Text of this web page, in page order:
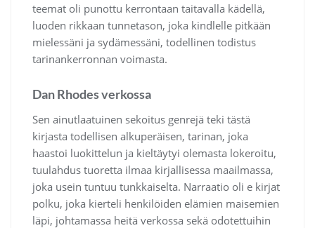
teemat oli punottu kerrontaan taitavalla kädellä,
luoden rikkaan tunnetason, joka kindlelle pitkään
mielessäni ja sydämessäni, todellinen todistus
tarinankerronnan voimasta.
Dan Rhodes verkossa
Sen ainutlaatuinen sekoitus genrejä teki tästä
kirjasta todellisen alkuperäisen, tarinan, joka
haastoi luokittelun ja kieltäytyi olemasta lokeroitu,
tuulahdus tuoretta ilmaa kirjallisessa maailmassa,
joka usein tuntuu tunkkaiselta. Narraatio oli e kirjat​
polku, joka kierteli henkilöiden elämien maisemien
läpi, johtamassa heitä verkossa sekä odotettuihin